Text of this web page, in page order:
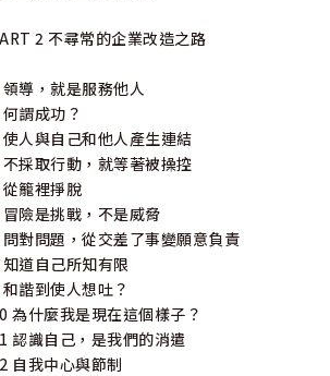
2 不尋常的企業改造之路
導，就是服務他人
謂成功？
人與自己和他人產生連結
採取行動，就等著被操控
籠裡掙脫
險是挑戰，不是威脅
對問題，從交差了事變願意負責
道自己所知有限
諧到使人想吐？
為什麼我是現在這個樣子？
認識自己，是我們的消遣
自我中心與節制